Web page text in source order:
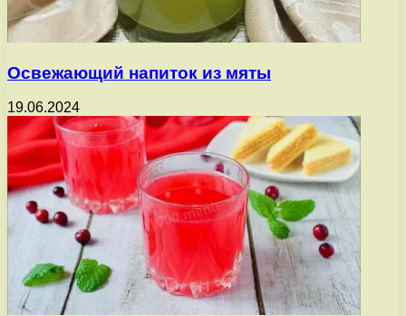
Освежающий напиток из мяты
19.06.2024